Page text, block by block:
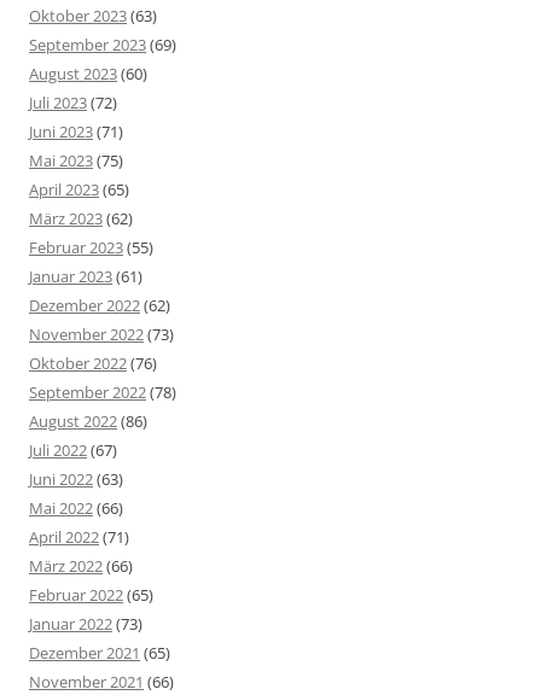
Oktober 2023(63)
September 2023(69)
August 2023(60)
Juli 2023(72)
Juni 2023(71)
Mai 2023(75)
April 2023(65)
März 2023(62)
Februar 2023(55)
Januar 2023(61)
Dezember 2022(62)
November 2022(73)
Oktober 2022(76)
September 2022(78)
August 2022(86)
Juli 2022(67)
Juni 2022(63)
Mai 2022(66)
April 2022(71)
März 2022(66)
Februar 2022(65)
Januar 2022(73)
Dezember 2021 (65)
November 2021 (66)